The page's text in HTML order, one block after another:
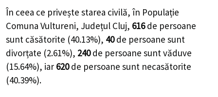
În ceea ce privește starea civilă, în Populație
Comuna Vultureni, Județul Cluj, 616 de persoane
sunt căsătorite (40.13%), 40 de persoane sunt
divorțate (2.61%), 240 de persoane sunt văduve
(15.64%), iar 620 de persoane sunt necasătorite
(40.39%).